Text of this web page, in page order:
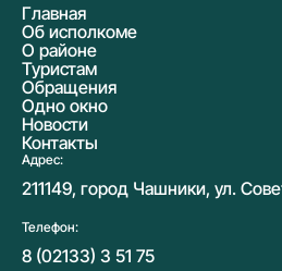
Главная
Об исполкоме
О районе
Туристам
Обращения
Одно окно
Новости
Контакты
Адрес:
211149, город Чашники, ул.
Телефон:
8 (02133) 3 51 75